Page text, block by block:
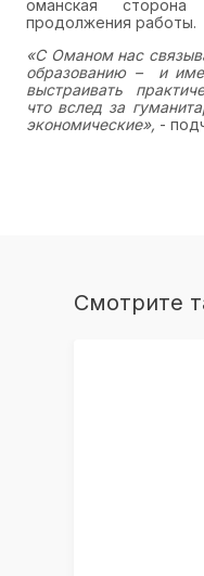
оманская
продолжения работы.
«С Оманом нас
образованию – и
выстраивать
что вслед за
экономические», -
Смотрите